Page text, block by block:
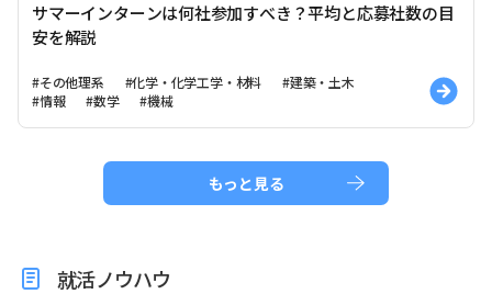
サマーインターンは何社参加すべき？平均と応募社数の目
安を解説
#その他理系 #化学・化学工学・材料
#建築・土木
#情報
#数学 #機械
もっと見る
就活ノウハウ